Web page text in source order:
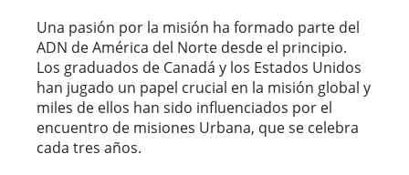
Una pasión por la misión ha formado parte del
ADN de América del Norte desde el principio.
Los graduados de Canadá y los Estados Unidos
han jugado un papel crucial en la misión global y
miles de ellos han sido influenciados por el
encuentro de misiones Urbana, que se celebra
cada tres años.